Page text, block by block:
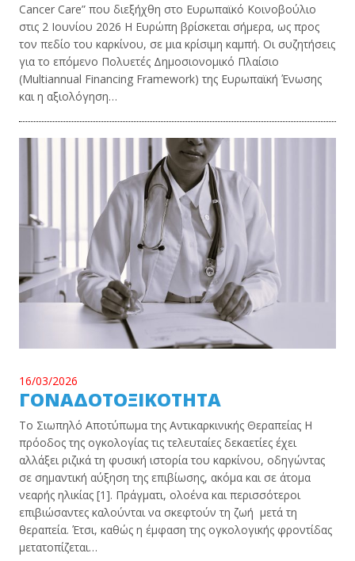
Cancer Care” που διεξήχθη στο Ευρωπαϊκό Κοινοβούλιο
στις 2 Ιουνίου 2026 Η Ευρώπη βρίσκεται σήμερα, ως προς
τον πεδίο του καρκίνου, σε μια κρίσιμη καμπή. Οι συζητήσεις
για το επόμενο Πολυετές Δημοσιονομικό Πλαίσιο
(Multiannual Financing Framework) της Ευρωπαϊκή Ένωσης
και η αξιολόγηση…
16/03/2026
ΓΟΝΑΔΟΤΟΞΙΚΟΤΗΤΑ
Το Σιωπηλό Αποτύπωμα της Αντικαρκινικής Θεραπείας Η
πρόοδος της ογκολογίας τις τελευταίες δεκαετίες έχει
αλλάξει ριζικά τη φυσική ιστορία του καρκίνου, οδηγώντας
σε σημαντική αύξηση της επιβίωσης, ακόμα και σε άτομα
νεαρής ηλικίας [1]. Πράγματι, ολοένα και περισσότεροι
επιβιώσαντες καλούνται να σκεφτούν τη ζωή μετά τη
θεραπεία. Έτσι, καθώς η έμφαση της ογκολογικής φροντίδας
μετατοπίζεται…